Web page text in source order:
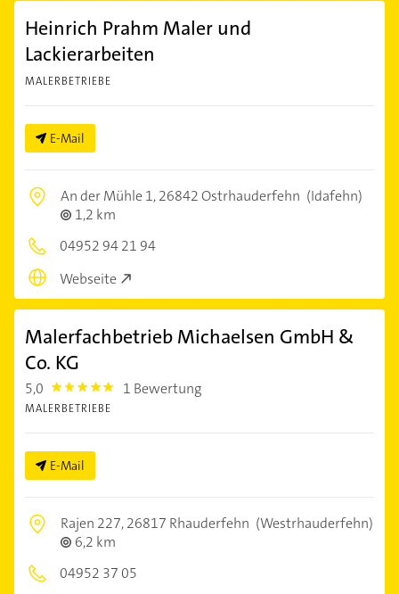
Heinrich Prahm Maler und
Lackierarbeiten
MALERBETRIEBE
E-Mail
An der Mühle 1,26842 Ostrhauderfehn (Idafehn)
1,2 km
04952 94 21 94
Webseite
Malerfachbetrieb Michaelsen GmbH &
Co. KG
5,0 5.0 1 Bewertung
MALERBETRIEBE
E-Mail
Rajen 227,26817 Rhauderfehn (Westrhauderfehn)
6,2 km
04952 37 05